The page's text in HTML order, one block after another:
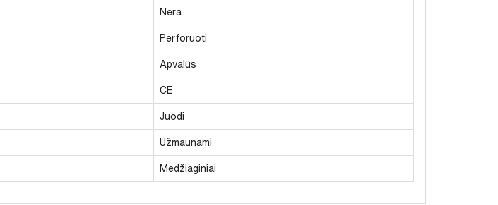
Nėra
Perforuoti
Apvalūs
CE
Juodi
Užmaunami
Medžiaginiai